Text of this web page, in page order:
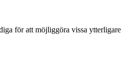
för att möjliggöra vissa ytterligare